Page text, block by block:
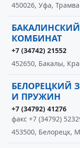
450026, Уфа,
КОМБИНАТ
+7 (34742) 21552
452650, Бакалы,
БЕЛОРЕЦКИЙ
И ПРУЖИН
+7 (34792) 41276
факс +7 (34792)
453500, Белорецк,